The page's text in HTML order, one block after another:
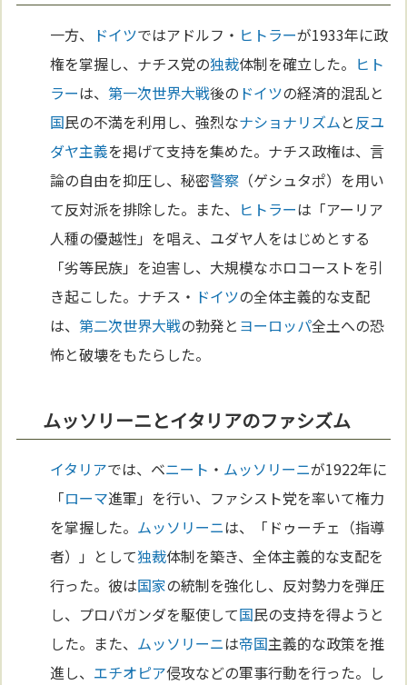
一方、 ドイツではアドルフ・ ヒトラーが1933年に政
権を掌握し、ナチス党の独裁体制を確立した。 ヒト
ラーは、第一次世界大戦後の ドイツの経済的混乱と
国民の不満を利用し、強烈なナショナリズムと反ユ
ダヤ主義を掲げて支持を集めた。ナチス政権は、言
論の自由を抑圧し、秘密警察 （ゲシュタポ）を用い
て反対派を排除した。また、 ヒトラーは「アーリア
人種の優越性」を唱え、ユダヤ人をはじめとする
「劣等民族」を迫害し、大規模なホロコーストを引
き起こした。ナチス・ ドイツの全体主義的な支配
は、第二次世界大戦の勃発と ヨーロッパ全土への恐
怖と破壊をもたらした。
ムッソリーニとイタリアのファシズム
イタリアでは、ベニート ・ ムッソリーニが1922年に
「ローマ進軍」を行い、ファシスト党を率いて権力
を掌握した。 ムッソリーニは、「ドゥーチェ（指導
者）」として独裁体制を築き、全体主義的な支配を
行った。彼は国家の統制を強化し、反対勢力を弾圧
し、プロパガンダを駆使して国民の支持を得ようと
した。また、 ムッソリーニは帝国主義的な政策を推
進し、 エチオピア侵攻などの軍事行動を行った。し